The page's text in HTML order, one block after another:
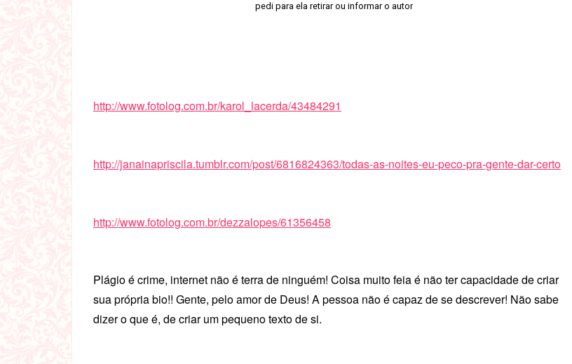
pedi para ela retirar ou informar o autor
http://www.fotolog.com.br/karol_lacerda/43484291
http://janainapriscila.tumblr.com/post/6816824363/todas-as-noites-eu-peco-pra-gente-dar-certo
http://www.fotolog.com.br/dezzalopes/61356458
Plágio é crime, internet não é terra de ninguém! Coisa muito feia é não ter capacidade de criar
sua própria bio!! Gente, pelo amor de Deus! A pessoa não é capaz de se descrever! Não sabe
dizer o que é, de criar um pequeno texto de si.